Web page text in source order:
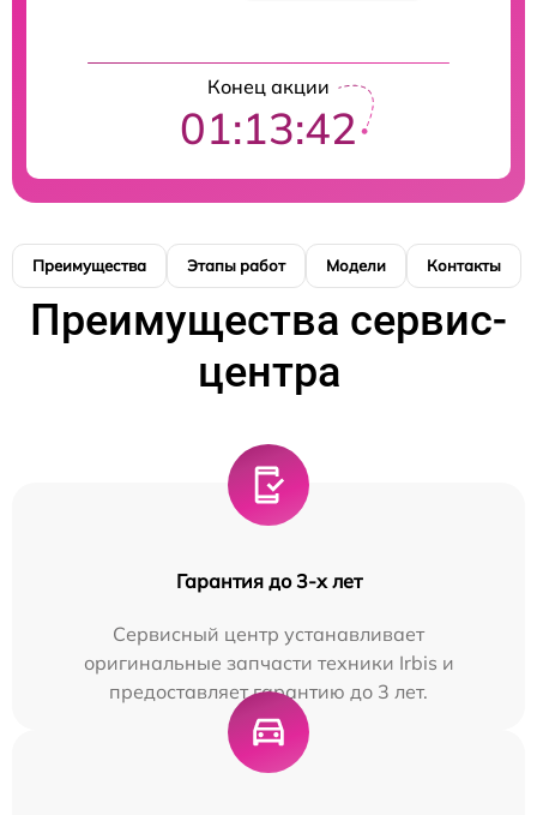
Конец акции
01:13:41
Преимущества Этапы работ Модели Контакты
Преимущества сервис-
центра
Гарантия до 3-х лет
Сервисный центр устанавливает
оригинальные запчасти техники Irbis и
предоставляет гарантию до 3 лет.